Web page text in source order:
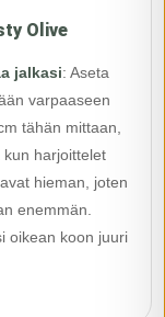
Olive
jalkasi: Aseta
varpaaseen
tähän mittaan,
harjoittelet
hieman, joten
enemmän.
oikean koon juuri